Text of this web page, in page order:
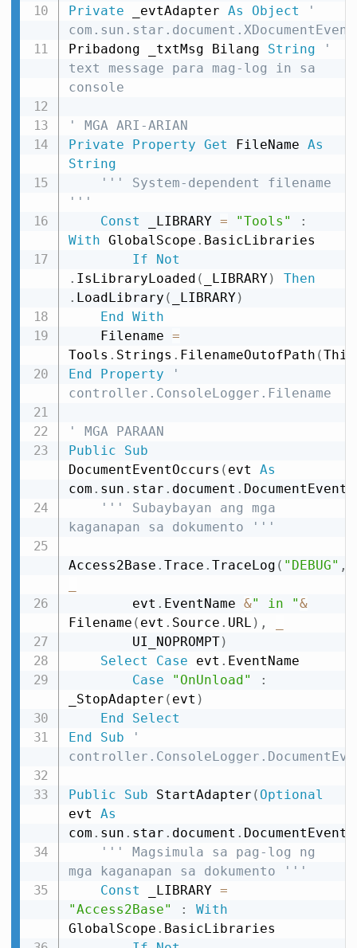
Private _evtAdapter As Object
'
Pribadong _txtMsg Bilang String
'
text message para mag-log in sa
console
' MGA ARI-ARIAN
Private
Property Get FileName As
String
''' System-dependent filename
'''
Const _LIBRARY = "Tools"
:
With GlobalScope . BasicLibraries
If
Not
. IsLibraryLoaded ( _LIBRARY)
Then
. LoadLibrary ( _LIBRARY)
End With
    Filename
=
Tools . Strings . FilenameOutofPath (
End
Property
'
controller.ConsoleLogger.Filename
' MGA PARAAN
Public
Sub
DocumentEventOccurs ( evt As
com . sun . star . document . DocumentEvent
''' Subaybayan ang mga
kaganapan sa dokumento '''
Access2Base . Trace . TraceLog ( "DEBUG" ,
        evt
. EventName &" in "&
Filename ( evt . Source . URL ) ,
        UI_NOPROMPT
)
Select
Case evt . EventName
Case
"OnUnload"
:
_StopAdapter ( evt )
End
Select
End
Sub
'
Public Sub StartAdapter ( Optional
evt As
com . sun . star . document . DocumentEvent
''' Magsimula sa pag-log ng
mga kaganapan sa dokumento '''
Const _LIBRARY =
"Access2Base"
:
With
GlobalScope . BasicLibraries